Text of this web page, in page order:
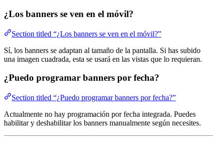
¿Los banners se ven en el móvil?
Section titled “¿Los banners se ven en el móvil?”
Sí, los banners se adaptan al tamaño de la pantalla. Si has subido
una imagen cuadrada, esta se usará en las vistas que lo requieran.
¿Puedo programar banners por fecha?
Section titled “¿Puedo programar banners por fecha?”
Actualmente no hay programación por fecha integrada. Puedes
habilitar y deshabilitar los banners manualmente según necesites.